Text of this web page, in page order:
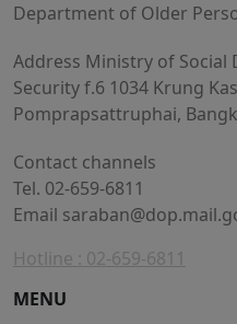
Department of Older
Address Ministry of Social
Security f.6 1034 Krung
Pomprapsattruphai,
Contact channels
Tel. 02-659-6811
Email
Hotline : 02-659-6811
MENU